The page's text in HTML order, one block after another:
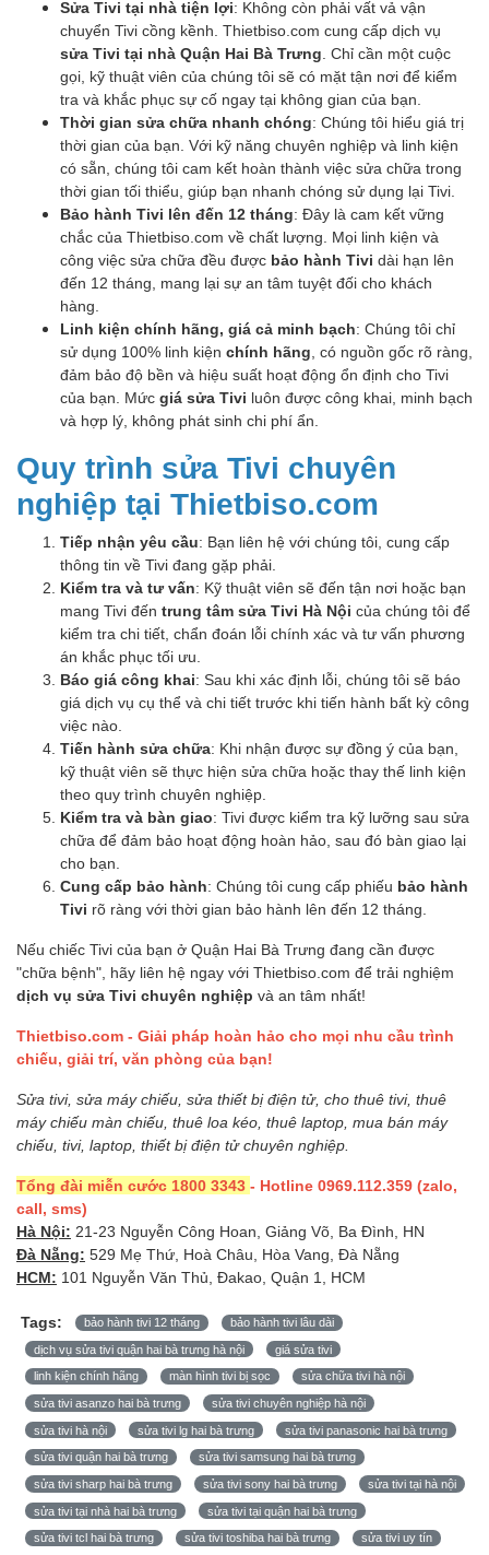
Sửa Tivi tại nhà tiện lợi: Không còn phải vất vả vận
chuyển Tivi cồng kềnh. Thietbiso.com cung cấp dịch vụ
sửa Tivi tại nhà Quận Hai Bà Trưng . Chỉ cần một cuộc
gọi, kỹ thuật viên của chúng tôi sẽ có mặt tận nơi để kiểm
tra và khắc phục sự cố ngay tại không gian của bạn.
Thời gian sửa chữa nhanh chóng: Chúng tôi hiểu giá trị
thời gian của bạn. Với kỹ năng chuyên nghiệp và linh kiện
có sẵn, chúng tôi cam kết hoàn thành việc sửa chữa trong
thời gian tối thiểu, giúp bạn nhanh chóng sử dụng lại Tivi.
Bảo hành Tivi lên đến 12 tháng: Đây là cam kết vững
chắc của Thietbiso.com về chất lượng. Mọi linh kiện và
công việc sửa chữa đều được bảo hành Tivi dài hạn lên
đến 12 tháng, mang lại sự an tâm tuyệt đối cho khách
hàng.
Linh kiện chính hãng, giá cả minh bạch: Chúng tôi chỉ
sử dụng 100% linh kiện chính hãng , có nguồn gốc rõ ràng,
đảm bảo độ bền và hiệu suất hoạt động ổn định cho Tivi
của bạn. Mức giá sửa Tivi luôn được công khai, minh bạch
và hợp lý, không phát sinh chi phí ẩn.
Quy trình sửa Tivi chuyên
nghiệp tại Thietbiso.com
Tiếp nhận yêu cầu: Bạn liên hệ với chúng tôi, cung cấp
thông tin về Tivi đang gặp phải.
Kiểm tra và tư vấn: Kỹ thuật viên sẽ đến tận nơi hoặc bạn
mang Tivi đến trung tâm sửa Tivi Hà Nội của chúng tôi để
kiểm tra chi tiết, chẩn đoán lỗi chính xác và tư vấn phương
án khắc phục tối ưu.
Báo giá công khai: Sau khi xác định lỗi, chúng tôi sẽ báo
giá dịch vụ cụ thể và chi tiết trước khi tiến hành bất kỳ công
việc nào.
Tiến hành sửa chữa: Khi nhận được sự đồng ý của bạn,
kỹ thuật viên sẽ thực hiện sửa chữa hoặc thay thế linh kiện
theo quy trình chuyên nghiệp.
Kiểm tra và bàn giao: Tivi được kiểm tra kỹ lưỡng sau sửa
chữa để đảm bảo hoạt động hoàn hảo, sau đó bàn giao lại
cho bạn.
Cung cấp bảo hành: Chúng tôi cung cấp phiếu bảo hành
Tivi rõ ràng với thời gian bảo hành lên đến 12 tháng.
Nếu chiếc Tivi của bạn ở Quận Hai Bà Trưng đang cần được
"chữa bệnh", hãy liên hệ ngay với Thietbiso.com để trải nghiệm
dịch vụ sửa Tivi chuyên nghiệp và an tâm nhất!
Thietbiso.com - Giải pháp hoàn hảo cho mọi nhu cầu trình
chiếu, giải trí, văn phòng của bạn!
Sửa tivi, sửa máy chiếu, sửa thiết bị điện tử, cho thuê tivi, thuê
máy chiếu màn chiếu, thuê loa kéo, thuê laptop, mua bán máy
chiếu, tivi, laptop, thiết bị điện tử chuyên nghiệp.
Tổng đài miễn cước 1800 3343 - Hotline 0969.112.359 (zalo,
call, sms)
Hà Nội: 21-23 Nguyễn Công Hoan, Giảng Võ, Ba Đình, HN
Đà Nẵng: 529 Mẹ Thứ, Hoà Châu, Hòa Vang, Đà Nẵng
HCM: 101 Nguyễn Văn Thủ, Đakao, Quận 1, HCM
Tags: bảo hành tivi 12 tháng bảo hành tivi lâu dài
dịch vụ sửa tivi quận hai bà trưng hà nội giá sửa tivi
linh kiện chính hãng màn hình tivi bị sọc sửa chữa tivi hà nội
sửa tivi asanzo hai bà trưng sửa tivi chuyên nghiệp hà nội
sửa tivi hà nội sửa tivi lg hai bà trưng sửa tivi panasonic hai bà trưng
sửa tivi quận hai bà trưng sửa tivi samsung hai bà trưng
sửa tivi sharp hai bà trưng sửa tivi sony hai bà trưng sửa tivi tại hà nội
sửa tivi tại nhà hai bà trưng sửa tivi tại quận hai bà trưng
sửa tivi tcl hai bà trưng sửa tivi toshiba hai bà trưng sửa tivi uy tín